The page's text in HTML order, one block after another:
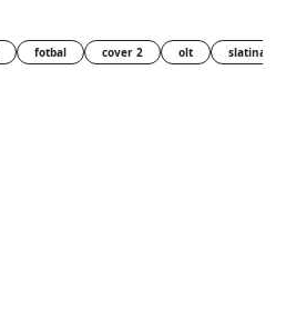
fotbal cover 2 olt slatina